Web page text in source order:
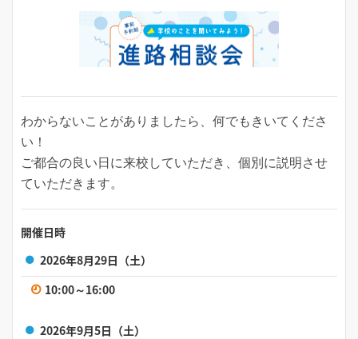
わからないことがありましたら、何でもきいてくださ
い！
ご都合の良い日に来校していただき、個別に説明させ
ていただきます。
開催日時
2026年8月29日（土）
10:00～16:00
2026年9月5日（土）